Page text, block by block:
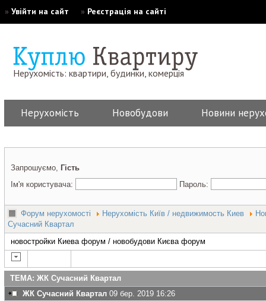
» Увійти на сайт » Реєстрація на сайті
Нерухомість: квартири, будинки, комерція
Нерухомість Новобудови Новини
Запрошуємо, Гість
Ім'я користувача:
Пароль:
Форум нерухомості Нерухомість Київ / недвижимость Киев
Сучасний Квартал
новостройки Киева форум / новобудови Києва форум
ТЕМА: ЖК Сучасний Квартал
ЖК Сучасний Квартал 09 бер. 2019 16:26